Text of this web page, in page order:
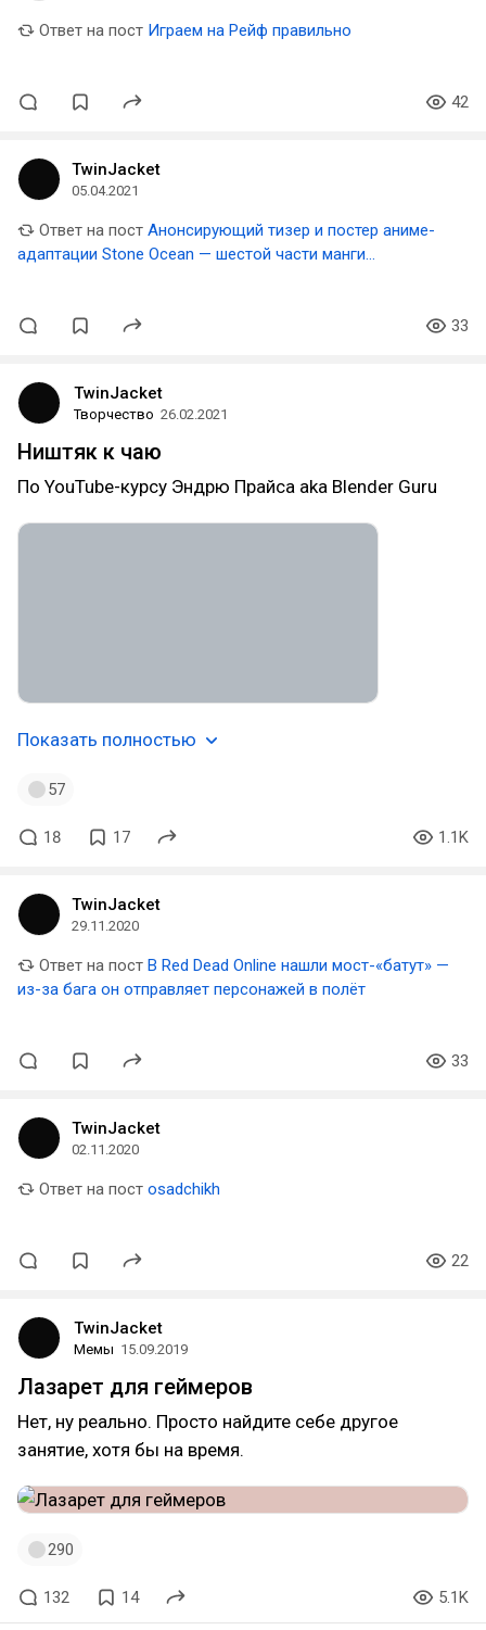
Ответ на пост Играем на Рейф правильно
42
TwinJacket
05.04.2021
Ответ на пост Анонсирующий тизер и постер аниме-
адаптации Stone Ocean — шестой части манги
33
TwinJacket
Творчество 26.02.2021
Ништяк к чаю
По YouTube-курсу Эндрю Прайса aka Blender Guru
Показать полностью
57
18 17 1.1K
TwinJacket
29.11.2020
Ответ на пост В Red Dead Online нашли мост-«батут» —
из-за бага он отправляет персонажей в полёт
33
TwinJacket
02.11.2020
Ответ на пост osadchikh
22
TwinJacket
Мемы 15.09.2019
Лазарет для геймеров
Нет, ну реально. Просто найдите себе другое
занятие, хотя бы на время.
290
132 14 5.1K